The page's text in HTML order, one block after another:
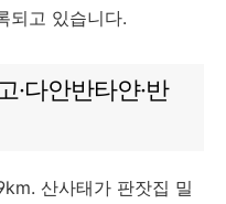
되고 있습니다.
·다안반타얀·반
산사태가 판잣집 밀